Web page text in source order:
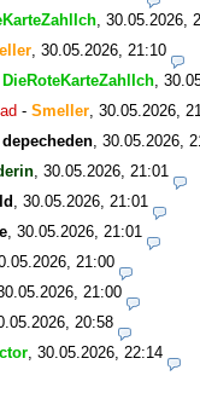
30.05.2026,
30.05.2026, 21:10
DieRoteKarteZahlIch
- Smeller 30.05.2026,
depecheden 30.05.2026,
30.05.2026, 21:01
30.05.2026, 21:01
30.05.2026, 21:01
21:00
21:00
20:58
30.05.2026, 22:14